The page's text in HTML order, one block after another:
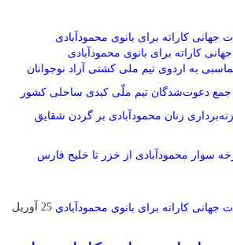
کاراته برای بانوی محمودآبادی
به اردوی تیم ملی کشتی آزاد نوجوانان
جمع دعوت‌شدگان تیم ملّی کبدی ساحلی کشور
زنان محمودآبادی بر گردن شقایق
سوار محمودآبادی از خزر تا خلیج فارس
25 آوریل